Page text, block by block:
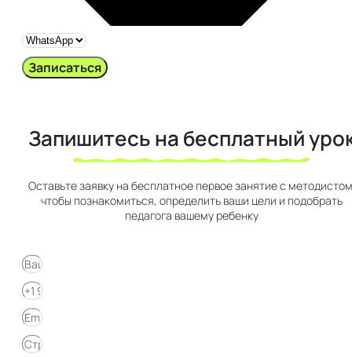
Записаться
Запишитесь на бесплатный
Оставьте заявку на бесплатное первое занятие с
чтобы познакомиться, определить ваши цели и подобрать
педагога вашему ребенку